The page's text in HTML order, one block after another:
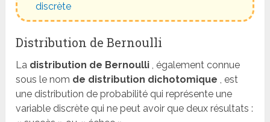
discrète
Distribution de Bernoulli
La distribution de Bernoulli , également connue
sous le nom de distribution dichotomique , est
une distribution de probabilité qui représente une
variable discrète qui ne peut avoir que deux résultats :